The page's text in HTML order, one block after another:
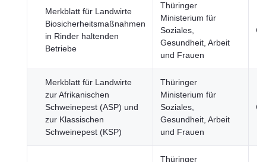
Merkblatt für Landwirte
Biosicherheitsmaßnahmen
in Rinder haltenden
Betriebe
Thüringer
Ministerium für
Soziales,
Gesundheit, Arbeit
und Frauen
Merkblatt für Landwirte
zur Afrikanischen
Schweinepest (ASP) und
zur Klassischen
Schweinepest (KSP)
Thüringer
Ministerium für
Soziales,
Gesundheit, Arbeit
und Frauen
Thüringer